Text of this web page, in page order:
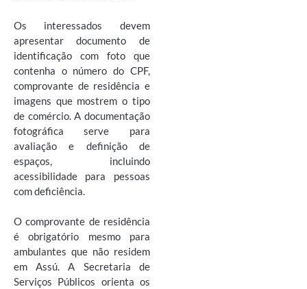
Os interessados devem
apresentar documento de
identificação com foto que
contenha o número do CPF,
comprovante de residência e
imagens que mostrem o tipo
de comércio. A documentação
fotográfica serve para
avaliação e definição de
espaços, incluindo
acessibilidade para pessoas
com deficiência.
O comprovante de residência
é obrigatório mesmo para
ambulantes que não residem
em Assú. A Secretaria de
Serviços Públicos orienta os